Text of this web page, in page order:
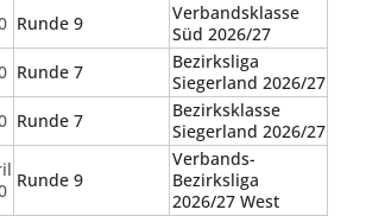
Runde 9
Verbandsklasse
Süd 2026/27
Runde 7
Bezirksliga
Siegerland 2026/27
Runde 7
Bezirksklasse
Siegerland 2026/27
Runde 9
Verbands-
Bezirksliga
2026/27 West